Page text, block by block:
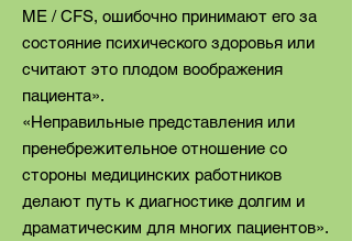
ME / CFS, ошибочно принимают его за
состояние психического здоровья или
считают это плодом воображения
пациента».
«Неправильные представления или
пренебрежительное отношение со
стороны медицинских работников
делают путь к диагностике долгим и
драматическим для многих пациентов».